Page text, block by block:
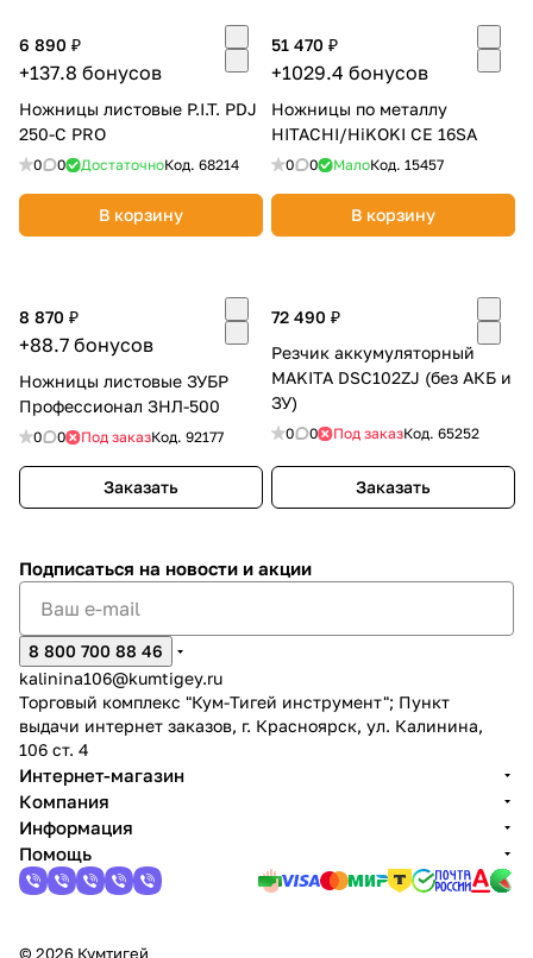
6 890 ₽
+137.8 бонусов
Ножницы листовые P.I.T. PDJ
250-C PRO
0 0 ДостаточноКод. 68214
В корзину
51 470 ₽
+1029.4 бонусов
Ножницы по металлу
HITACHI/HiKOKI CE 16SA
0 0 МалоКод. 15457
В корзину
8 870 ₽
+88.7 бонусов
Ножницы листовые ЗУБР
Профессионал ЗНЛ-500
0 0 Под заказКод. 92177
Заказать
72 490 ₽
Резчик аккумуляторный
MAKITA DSC102ZJ (без АКБ и
ЗУ)
0 0 Под заказКод. 65252
Заказать
Подписаться на новости и акции
8 800 700 88 46
kalinina106@kumtigey.ru
Торговый комплекс "Кум-Тигей инструмент"; Пункт
выдачи интернет заказов, г. Красноярск, ул. Калинина,
106 ст. 4
Интернет-магазин
Компания
Информация
Помощь
© 2026 Кумтигей